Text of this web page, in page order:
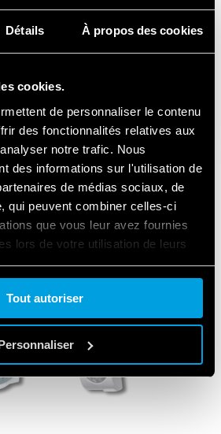
Détails À propos des cookies
cookies.
de personnaliser le contenu
des fonctionnalités relatives aux
notre trafic. Nous
des informations sur l'utilisation de
de médias sociaux, de
qui peuvent combiner celles-ci
que vous leur avez fournies
lors de votre utilisation de leurs
Tout autoriser
UTILISÉS